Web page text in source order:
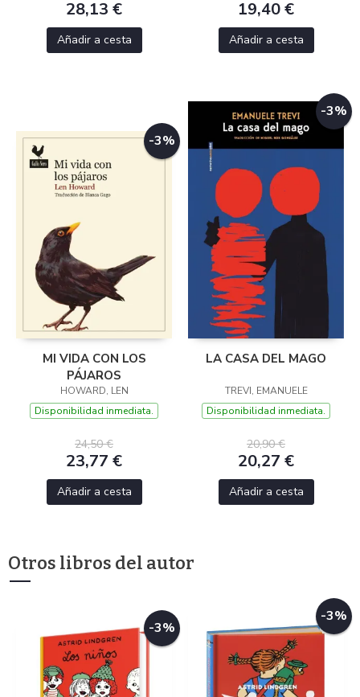
28,13 €
Añadir a cesta
19,40 €
Añadir a cesta
-3%
MI VIDA CON LOS
PÁJAROS
HOWARD, LEN
Disponibilidad inmediata.
24,50 €
23,77 €
Añadir a cesta
-3%
LA CASA DEL MAGO
TREVI, EMANUELE
Disponibilidad inmediata.
20,90 €
20,27 €
Añadir a cesta
Otros libros del autor
-3%
-3%